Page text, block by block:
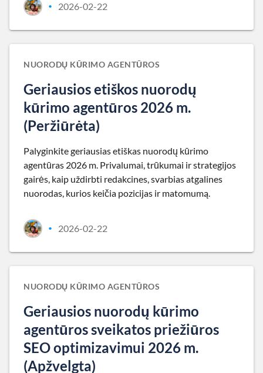
• 2026-02-22
NUORODŲ KŪRIMO AGENTŪROS
Geriausios etiškos nuorodų
kūrimo agentūros 2026 m.
(Peržiūrėta)
Palyginkite geriausias etiškas nuorodų kūrimo
agentūras 2026 m. Privalumai, trūkumai ir strategijos
gairės, kaip uždirbti redakcines, svarbias atgalines
nuorodas, kurios keičia pozicijas ir matomumą.
• 2026-02-22
NUORODŲ KŪRIMO AGENTŪROS
Geriausios nuorodų kūrimo
agentūros sveikatos priežiūros
SEO optimizavimui 2026 m.
(Apžvelgta)